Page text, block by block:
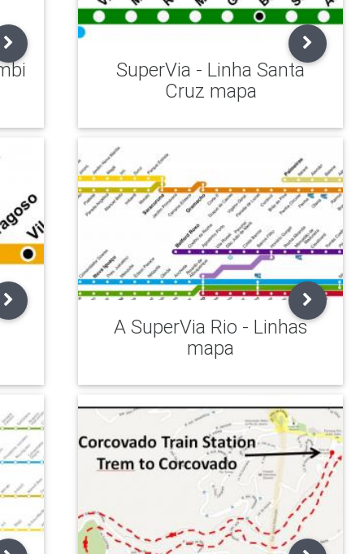
SuperVia - Linha Santa
Cruz mapa
A SuperVia Rio - Linhas
mapa